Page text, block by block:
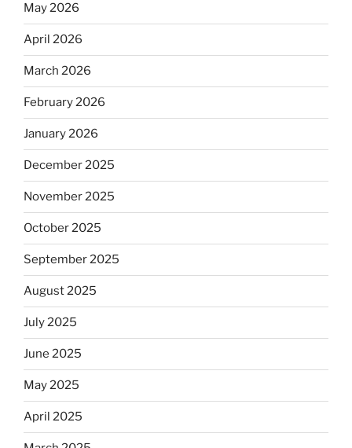
May 2026
April 2026
March 2026
February 2026
January 2026
December 2025
November 2025
October 2025
September 2025
August 2025
July 2025
June 2025
May 2025
April 2025